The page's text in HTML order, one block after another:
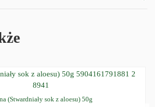
(Stwardniały sok z aloesu) 50g